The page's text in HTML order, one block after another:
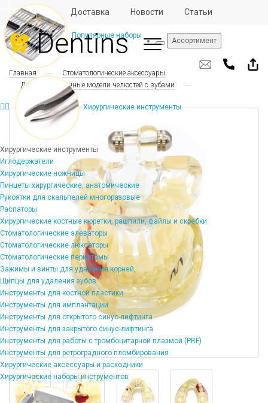
Отзывы Доставка Новости Статьи
Ассортимент
Популярные наборы
Хирургические инструменты
Хирургические инструменты
Иглодержатели
Хирургические ножницы
Пинцеты хирургические, анатомические
Рукоятки для скальпелей многоразовые
Распаторы
Хирургические костные кюретки, рашпили, файлы и скребки
Стоматологические элеваторы
Стоматологические люксаторы
Стоматологические периотомы
Зажимы и винты для удаления корней
Щипцы для удаления зубов
Инструменты для костной пластики
Инструменты для имплантации
Инструменты для открытого синус-лифтинга
Инструменты для закрытого синус-лифтинга
Инструменты для работы с тромбоцитарной плазмой (PRF)
Инструменты для ретроградного пломбирования
Хирургические аксессуары и расходники
Хирургические наборы инструментов
Главная
Стоматологические аксессуары
Демонстрационные модели челюстей с зубами